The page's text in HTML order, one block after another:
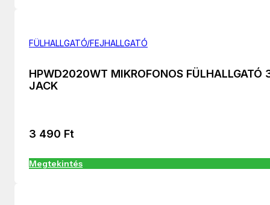
FÜLHALLGATÓ/FEJHALLGATÓ
HPWD2020WT MIKROFONOS FÜLHALLGATÓ
JACK
3 490 Ft
Megtekintés